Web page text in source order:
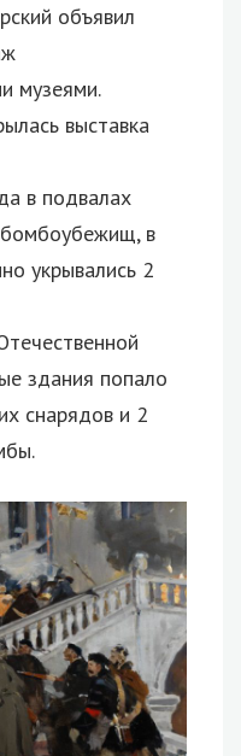
объявил
музеями.
выставка
в подвалах
в
укрывались 2
здания попало
снарядов и 2